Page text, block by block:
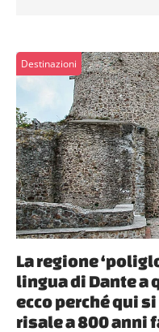
Destinazioni
La regione
lingua di Dante a
ecco perché qui
risale a 800 anni